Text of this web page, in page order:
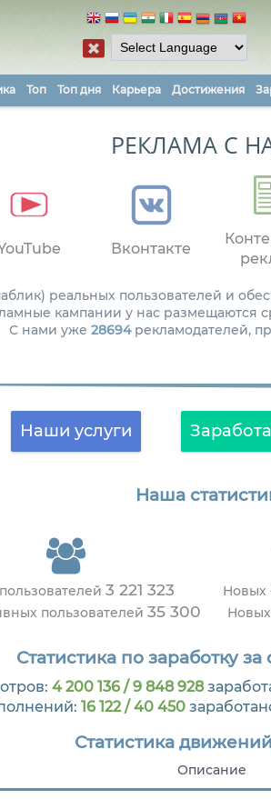
Топ Топ дня Карьера Достижения
РЕКЛАМА С
Вконтакте
реальных пользователей и
кампании у нас размещаются
С нами уже 28694рекламодателей,
Наши услуги
Наша
3 221 323
пользователей 35 300
Новых
Статистика по заработку
4 200 136 / 9 848 928
16 122 / 40 450
Статистика
Описание